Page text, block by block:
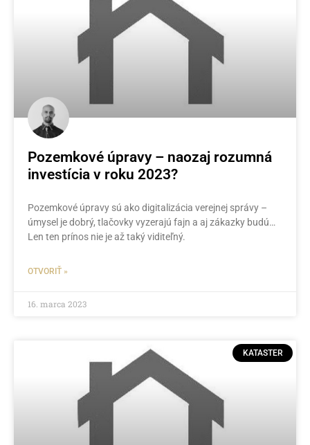
Pozemkové úpravy – naozaj rozumná
investícia v roku 2023?
Pozemkové úpravy sú ako digitalizácia verejnej správy –
úmysel je dobrý, tlačovky vyzerajú fajn a aj zákazky budú…
Len ten prínos nie je až taký viditeľný.
OTVORIŤ »
16. marca 2023
KATASTER